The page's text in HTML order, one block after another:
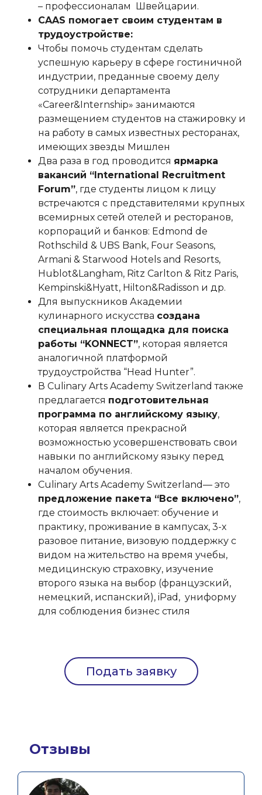
– профессионалам Швейцарии.
CAAS помогает своим студентам в
трудоустройстве:
Чтобы помочь студентам сделать
успешную карьеру в сфере гостиничной
индустрии, преданные своему делу
сотрудники департамента
«Career&Internship» занимаются
размещением студентов на стажировку и
на работу в самых известных ресторанах,
имеющих звезды Мишлен
Два раза в год проводится ярмарка
вакансий “International Recruitment
Forum”, где студенты лицом к лицу
встречаются c представителями крупных
всемирных сетей отелей и ресторанов,
корпораций и банков: Edmond de
Rothschild & UBS Bank, Four Seasons,
Armani & Starwood Hotels and Resorts,
Hublot&Langham, Ritz Carlton & Ritz Paris,
Kempinski&Hyatt, Hilton&Radisson и др.
Для выпускников Академии
кулинарного искусства создана
специальная площадка для поиска
работы “KONNECT”, которая является
аналогичной платформой
трудоустройства “Head Hunter”.
В Culinary Arts Academy Switzerland также
предлагается подготовительная
программа по английскому языку,
которая является прекрасной
возможностью усовершенствовать свои
навыки по английскому языку перед
началом обучения.
Culinary Arts Academy Switzerland— это
предложение пакета “Все включено”,
где стоимость включает: обучение и
практику, проживание в кампусах, 3-х
разовое питание, визовую поддержку с
видом на жительство на время учебы,
медицинскую страховку, изучение
второго языка на выбор (французский,
немецкий, испанский), iPad, униформу
для соблюдения бизнес стиля
Подать заявку
Отзывы